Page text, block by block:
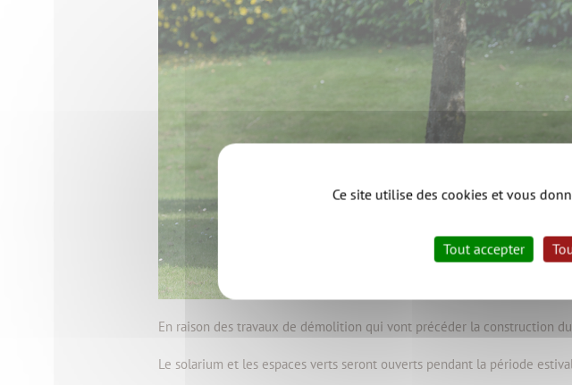
En raison des travaux de démolition qui vont précéder la construction
Le solarium et les espaces verts seront ouverts pendant la période
Ce site utilise des cookies et vous
Tout accepter